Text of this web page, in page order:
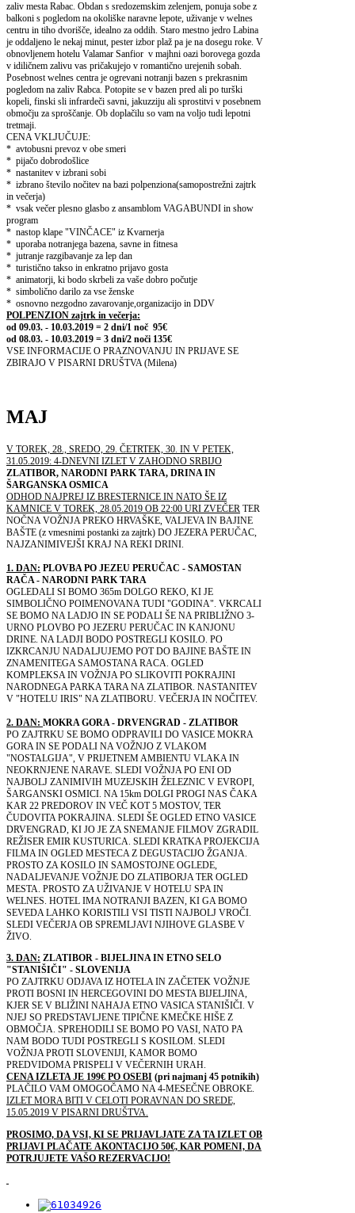
zaliv mesta Rabac. Obdan s sredozemskim zelenjem, ponuja sobe z
balkoni s pogledom na okoliške naravne lepote, uživanje v welnes
centru in tiho dvorišče, idealno za oddih. Staro mestno jedro Labina
je oddaljeno le nekaj minut, pester izbor plaž pa je na dosegu roke. V
obnovljenem hotelu Valamar Sanfior v majhni oazi borovega gozda
v idiličnem zalivu vas pričakujejo v romantično urejenih sobah.
Posebnost welnes centra je ogrevani notranji bazen s prekrasnim
pogledom na zaliv Rabca. Potopite se v bazen pred ali po turški
kopeli, finski sli infrardeči savni, jakuzziju ali sprostitvi v posebnem
območju za sproščanje. Ob doplačilu so vam na voljo tudi lepotni
tretmaji.
CENA VKLJUČUJE:
* avtobusni prevoz v obe smeri
* pijačo dobrodošlice
* nastanitev v izbrani sobi
* izbrano število nočitev na bazi polpenziona(samopostrežni zajtrk
in večerja)
* vsak večer plesno glasbo z ansamblom VAGABUNDI in show
program
* nastop klape "VINČACE" iz Kvarnerja
* uporaba notranjega bazena, savne in fitnesa
* jutranje razgibavanje za lep dan
* turistično takso in enkratno prijavo gosta
* animatorji, ki bodo skrbeli za vaše dobro počutje
* simbolično darilo za vse ženske
* osnovno nezgodno zavarovanje,organizacijo in DDV
POLPENZION zajtrk in večerja:
od 09.03. - 10.03.2019 = 2 dni/1 noč 95€
od 08.03. - 10.03.2019 = 3 dni/2 noči 135€
VSE INFORMACIJE O PRAZNOVANJU IN PRIJAVE SE
ZBIRAJO V PISARNI DRUŠTVA (Milena)
MAJ
V TOREK, 28., SREDO, 29. ČETRTEK, 30. IN V PETEK,
31.05.2019: 4-DNEVNI IZLET V ZAHODNO SRBIJO
ZLATIBOR, NARODNI PARK TARA, DRINA IN
ŠARGANSKA OSMICA
ODHOD NAJPREJ IZ BRESTERNICE IN NATO ŠE IZ
KAMNICE V TOREK, 28.05.2019 OB 22:00 URI ZVEČER TER
NOČNA VOŽNJA PREKO HRVAŠKE, VALJEVA IN BAJINE
BAŠTE (z vmesnimi postanki za zajtrk) DO JEZERA PERUČAC,
NAJZANIMIVEJŠI KRAJ NA REKI DRINI.
1. DAN: PLOVBA PO JEZEU PERUČAC - SAMOSTAN
RAČA - NARODNI PARK TARA
OGLEDALI SI BOMO 365m DOLGO REKO, KI JE
SIMBOLIČNO POIMENOVANA TUDI "GODINA". VKRCALI
SE BOMO NA LADJO IN SE PODALI ŠE NA PRIBLIŽNO 3-
URNO PLOVBO PO JEZERU PERUČAC IN KANJONU
DRINE. NA LADJI BODO POSTREGLI KOSILO. PO
IZKRCANJU NADALJUJEMO POT DO BAJINE BAŠTE IN
ZNAMENITEGA SAMOSTANA RACA. OGLED
KOMPLEKSA IN VOŽNJA PO SLIKOVITI POKRAJINI
NARODNEGA PARKA TARA NA ZLATIBOR. NASTANITEV
V "HOTELU IRIS" NA ZLATIBORU. VEČERJA IN NOČITEV.
2. DAN: MOKRA GORA - DRVENGRAD - ZLATIBOR
PO ZAJTRKU SE BOMO ODPRAVILI DO VASICE MOKRA
GORA IN SE PODALI NA VOŽNJO Z VLAKOM
"NOSTALGIJA", V PRIJETNEM AMBIENTU VLAKA IN
NEOKRNJENE NARAVE. SLEDI VOŽNJA PO ENI OD
NAJBOLJ ZANIMIVIH MUZEJSKIH ŽELEZNIC V EVROPI,
ŠARGANSKI OSMICI. NA 15km DOLGI PROGI NAS ČAKA
KAR 22 PREDOROV IN VEČ KOT 5 MOSTOV, TER
ČUDOVITA POKRAJINA. SLEDI ŠE OGLED ETNO VASICE
DRVENGRAD, KI JO JE ZA SNEMANJE FILMOV ZGRADIL
REŽISER EMIR KUSTURICA. SLEDI KRATKA PROJEKCIJA
FILMA IN OGLED MESTECA Z DEGUSTACIJO ŽGANJA.
PROSTO ZA KOSILO IN SAMOSTOJNE OGLEDE,
NADALJEVANJE VOŽNJE DO ZLATIBORJA TER OGLED
MESTA. PROSTO ZA UŽIVANJE V HOTELU SPA IN
WELNES. HOTEL IMA NOTRANJI BAZEN, KI GA BOMO
SEVEDA LAHKO KORISTILI VSI TISTI NAJBOLJ VROČI.
SLEDI VEČERJA OB SPREMLJAVI NJIHOVE GLASBE V
ŽIVO.
3. DAN: ZLATIBOR - BIJELJINA IN ETNO SELO
"STANIŠIČI" - SLOVENIJA
PO ZAJTRKU ODJAVA IZ HOTELA IN ZAČETEK VOŽNJE
PROTI BOSNI IN HERCEGOVINI DO MESTA BIJELJINA,
KJER SE V BLIŽINI NAHAJA ETNO VASICA STANIŠIČI. V
NJEJ SO PREDSTAVLJENE TIPIČNE KMEČKE HIŠE Z
OBMOČJA. SPREHODILI SE BOMO PO VASI, NATO PA
NAM BODO TUDI POSTREGLI S KOSILOM. SLEDI
VOŽNJA PROTI SLOVENIJI, KAMOR BOMO
PREDVIDOMA PRISPELI V VEČERNIH URAH.
CENA IZLETA JE 199€ PO OSEBI (pri najmanj 45 potnikih)
PLAČILO VAM OMOGOČAMO NA 4-MESEČNE OBROKE.
IZLET MORA BITI V CELOTI PORAVNAN DO SREDE,
15.05.2019 V PISARNI DRUŠTVA.
PROSIMO, DA VSI, KI SE PRIJAVLJATE ZA TA IZLET OB
PRIJAVI PLAČATE AKONTACIJO 50€, KAR POMENI, DA
POTRJUJETE VAŠO REZERVACIJO!